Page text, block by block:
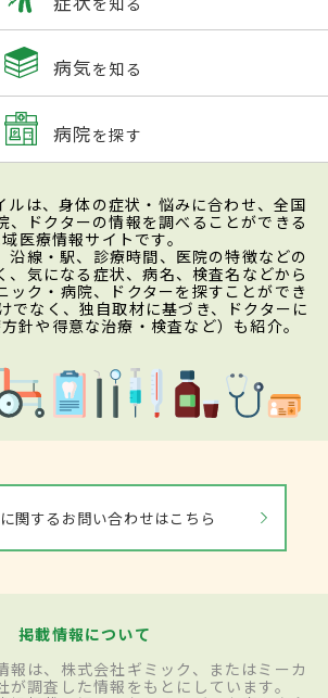
病気を知る
病院を探す
ルは、身体の症状・悩みに合わせ、全国
、ドクターの情報を調べることができる
医療情報サイトです。
沿線・駅、診療時間、医院の特徴などの
、気になる症状、病名、検査名などから
ック・病院、ドクターを探すことができ
でなく、独自取材に基づき、ドクターに
針や得意な治療・検査など）も紹介。
関するお問い合わせはこちら
掲載情報について
報は、株式会社ギミック、またはミーカ
が調査した情報をもとにしています。